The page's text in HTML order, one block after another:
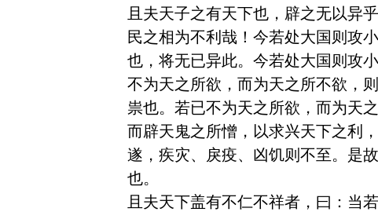
且夫天子之有天下也，辟之无以异
民之相为不利哉！今若处大国则攻
也，将无已异此。今若处大国则攻
不为天之所欲，而为天之所不欲，
祟也。若已不为天之所欲，而为天
而辟天鬼之所憎，以求兴天下之利
遂，疾灾、戾疫、凶饥则不至。是
也。
且夫天下盖有不仁不祥者，曰：当